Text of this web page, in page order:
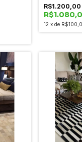
R$1.200,00
12 x de